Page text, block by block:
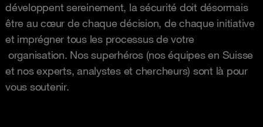
développent sereinement, la sécurité doit désormais
être au cœur de chaque décision, de chaque initiative
et imprégner tous les processus de votre
organisation. Nos superhéros (nos équipes en Suisse
et nos experts, analystes et chercheurs) sont là pour
vous soutenir.